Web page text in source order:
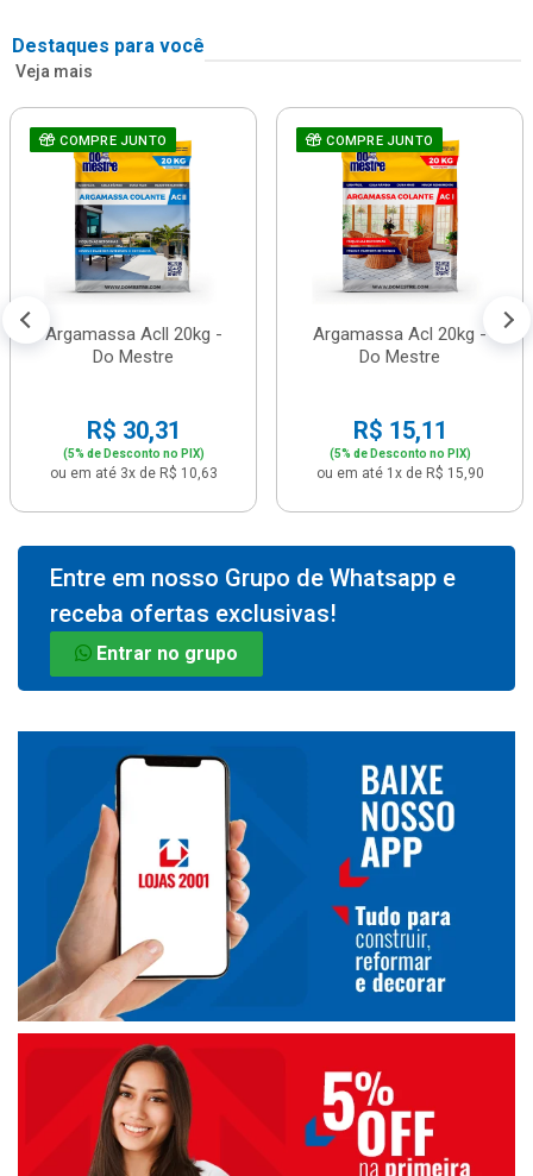
Destaques para você
Veja mais
COMPRE JUNTO
Argamassa Acll 20kg -
Do Mestre
R$ 30,31
(5% de Desconto no PIX)
ou em até 3x de R$ 10,63
COMPRE JUNTO
Argamassa Acl 20kg -
Do Mestre
R$ 15,11
(5% de Desconto no PIX)
ou em até 1x de R$ 15,90
Entre em nosso Grupo de Whatsapp e
receba ofertas exclusivas!
Entrar no grupo